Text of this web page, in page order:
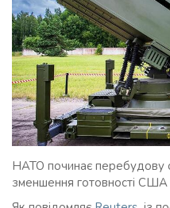
НАТО починає перебудову
зменшення готовності США